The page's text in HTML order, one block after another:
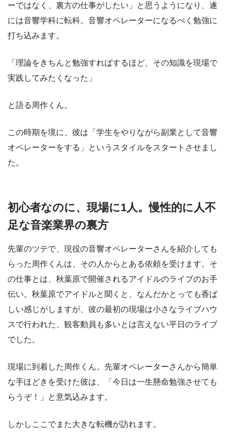
ーではなく、裏方の仕事がしたい」と思うようになり、遂
には音響学科に転科。音響オペレーターになるべく勉強に
打ち込みます。
「理論をきちんと勉強すればするほど、その知識を現場で
実践してみたくなった」
と語る周作くん。
この時期を境に、彼は「学生をやりながら副業として音響
オペレーターをする」というスタイルをスタートさせまし
た。
初心者なのに、現場に1人。慢性的に人不
足な音楽業界の裏方
先輩のツテで、現役の音響オペレーターさんを紹介しても
らった周作くんは、その人からとある依頼を受けます。そ
の仕事とは、秋葉原で開催されるアイドルのライブのお手
伝い。秋葉原でアイドルと聞くと、なんだかとっても香ば
しい感じがしますが、彼の最初の現場は小さなライブハウ
スで行われた、観客動員も多いとは言えない平日のライブ
でした。
現場に到着した周作くん。先輩オペレーターさんから簡単
な手ほどきを受けた彼は、「今日は一生懸命勉強させても
らうぞ！」と意気込みます。
しかしここでまた大きな転機が訪れます。